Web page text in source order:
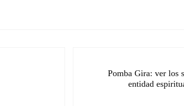
Pomba Gira: ver los
entidad